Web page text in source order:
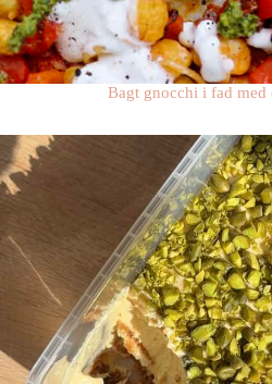
Bagt gnocchi i fad med